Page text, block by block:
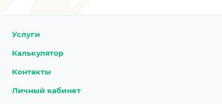
Услуги
Калькулятор
Контакты
Личный кабинет